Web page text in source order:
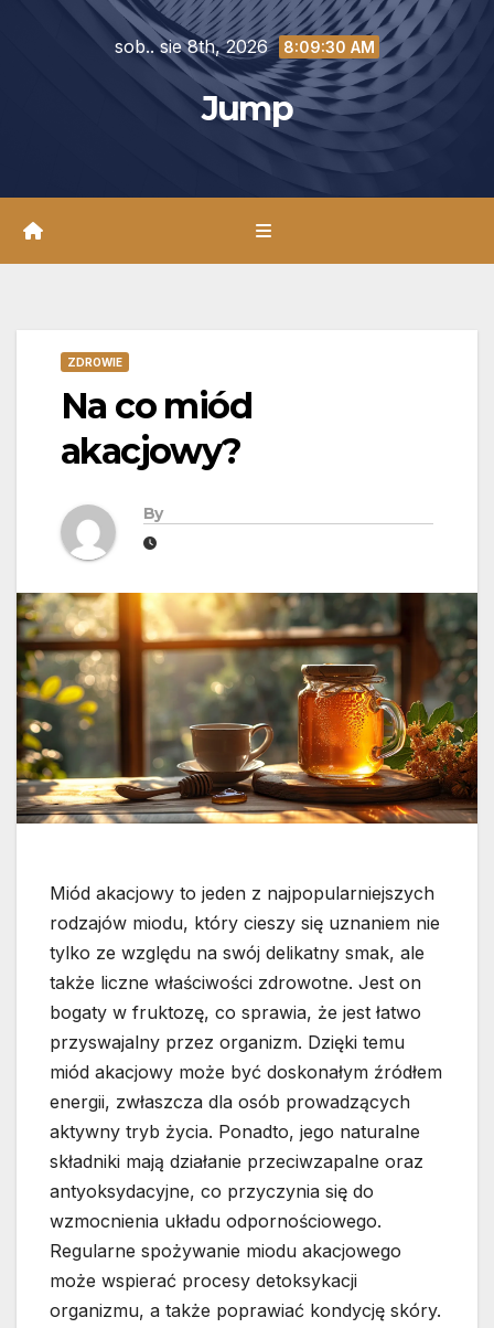
sob.. sie 8th, 2026 8:09:32 AM
Jump
ZDROWIE
Na co miód
akacjowy?
By
Miód akacjowy to jeden z najpopularniejszych
rodzajów miodu, który cieszy się uznaniem nie
tylko ze względu na swój delikatny smak, ale
także liczne właściwości zdrowotne. Jest on
bogaty w fruktozę, co sprawia, że jest łatwo
przyswajalny przez organizm. Dzięki temu
miód akacjowy może być doskonałym źródłem
energii, zwłaszcza dla osób prowadzących
aktywny tryb życia. Ponadto, jego naturalne
składniki mają działanie przeciwzapalne oraz
antyoksydacyjne, co przyczynia się do
wzmocnienia układu odpornościowego.
Regularne spożywanie miodu akacjowego
może wspierać procesy detoksykacji
organizmu, a także poprawiać kondycję skóry.